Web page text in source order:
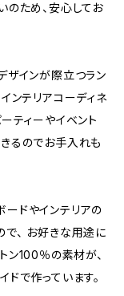
のため、安心してお
ザインが際立つラン
ンテリアコーディネ
ティーやイベント
るのでお手入れも
ドやインテリアの
、 お好きな用途に
ン100％の素材が、
で作っています。